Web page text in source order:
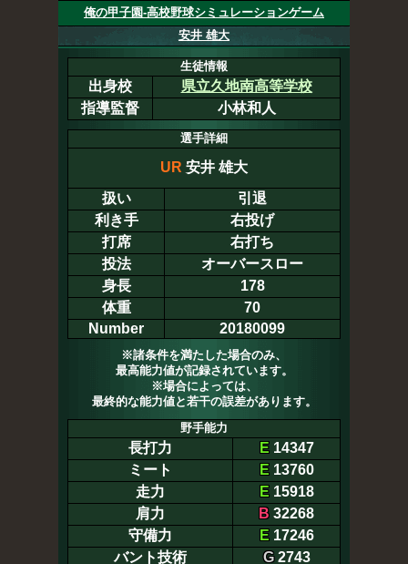
俺の甲子園-高校野球シミュレーションゲーム
安井 雄大
生徒情報
出身校
県立久地南高等学校
指導監督
小林和人
選手詳細
UR 安井 雄大
扱い
引退
利き手
右投げ
打席
右打ち
投法
オーバースロー
身長
178
体重
70
Number
20180099
※諸条件を満たした場合のみ、
最高能力値が記録されています。
※場合によっては、
最終的な能力値と若干の誤差があります。
野手能力
長打力 E14347
ミート
E13760
走力
E15918
肩力
B 32268
守備力
E17246
バント技術
G2743